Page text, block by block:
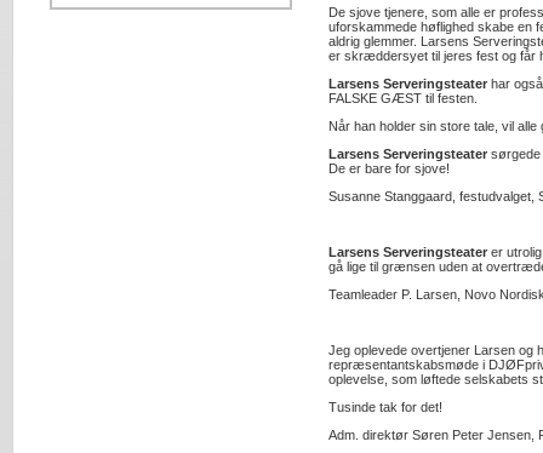
De sjove tjenere, som alle er
uforskammede høflighed skabe en
aldrig glemmer. Larsens
er skræddersyet til jeres fest og får
Larsens Serveringsteater har
FALSKE GÆST til festen.
Når han holder sin store tale, vil
Larsens Serveringsteater sørgede
De er bare for sjove!
Susanne Stanggaard, festudvalget,
Larsens Serveringsteater er
gå lige til grænsen uden at
Teamleader P. Larsen, Novo
Jeg oplevede overtjener Larsen og
repræsentantskabsmøde i
oplevelse, som løftede selskabets
Tusinde tak for det!
Adm. direktør Søren Peter Jensen,